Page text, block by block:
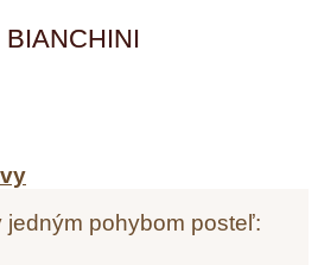
jedným pohybom posteľ: